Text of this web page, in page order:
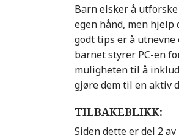
Barn elsker å
egen hånd, men hjelp
godt tips er å utnevne
barnet styrer PC-en
muligheten til å
gjøre dem til en aktiv
TILBAKEBLIKK:
Siden dette er del 2